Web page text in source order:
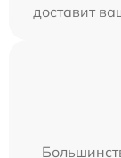
доставит